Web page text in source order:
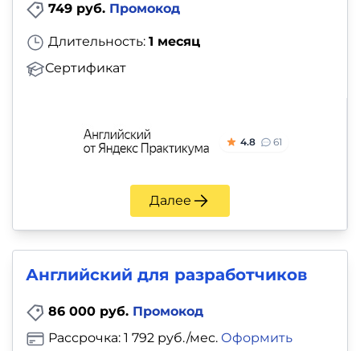
749 руб. Промокод
Длительность: 1 месяц
Сертификат
4.8 61
Далее
Английский для разработчиков
86 000 руб. Промокод
Рассрочка: 1 792 руб./мес. Оформить